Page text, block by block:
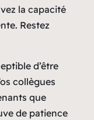
la capacité
Restez
d’être
collègues
que
de patience